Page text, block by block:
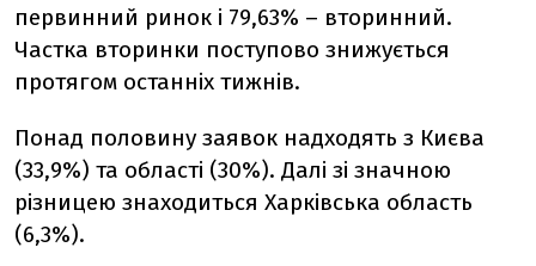
первинний ринок і 79,63% – вторинний.
Частка вторинки поступово знижується
протягом останніх тижнів.
Понад половину заявок надходять з Києва
(33,9%) та області (30%). Далі зі значною
різницею знаходиться Харківська область
(6,3%).